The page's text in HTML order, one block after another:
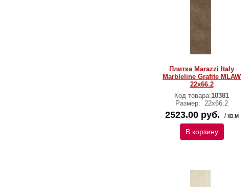
Плитка Marazzi Italy
Marbleline Grafite MLAW
22х66.2
Код товара:10381
Размер: 22х66.2
2523.00 руб. / кв.м
В корзину